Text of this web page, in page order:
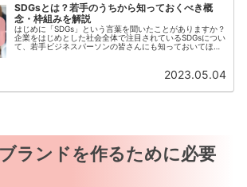
SDGsとは？若手のうちから知っておくべき概
念・枠組みを解説
はじめに「SDGs」という言葉を聞いたことがありますか？
企業をはじめとした社会全体で注目されているSDGsについ
て、若手ビジネスパーソンの皆さんにも知っておいてほし
2023.05.04
ランドを作るために必要